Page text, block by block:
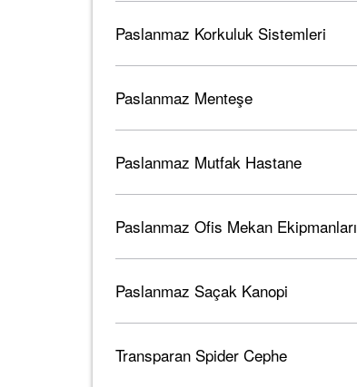
Paslanmaz Korkuluk Sistemleri
Paslanmaz Menteşe
Paslanmaz Mutfak Hastane
Paslanmaz Ofis Mekan Ekipmanları
Paslanmaz Saçak Kanopi
Transparan Spider Cephe